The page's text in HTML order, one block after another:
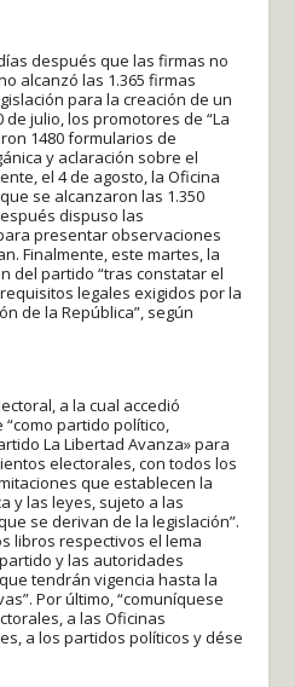
después que las firmas no
alcanzó las 1.365 firmas
para la creación de un
julio, los promotores de “La
1480 formularios de
y aclaración sobre el
el 4 de agosto, la Oficina
se alcanzaron las 1.350
dispuso las
presentar observaciones
Finalmente, este martes, la
del partido “tras constatar el
legales exigidos por la
de la República”, según
a la cual accedió
partido político,
La Libertad Avanza» para
electorales, con todos los
que establecen la
y las leyes, sujeto a las
se derivan de la legislación”.
libros respectivos el lema
y las autoridades
tendrán vigencia hasta la
Por último, “comuníquese
a las Oficinas
a los partidos políticos y dése